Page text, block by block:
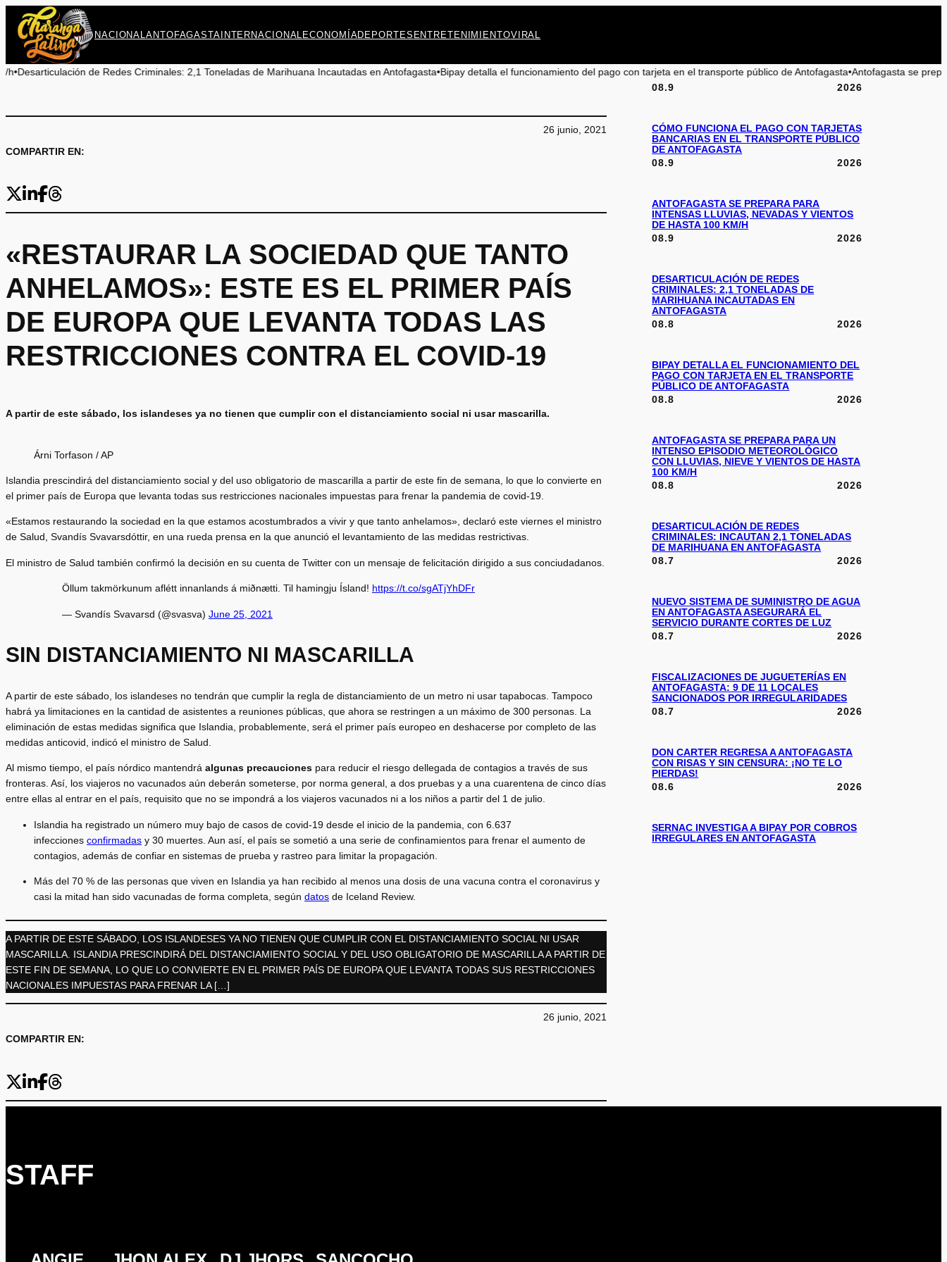
Saltar
contenido
NACIONALANTOFAGASTA INTERNACIONAL ECONOMÍADEPORTES ENTRETENIMIENTOVIRAL
de Redes Criminales: 2,1 Toneladas de Marihuana Incautadas en Antofagasta •Bipay detalla el funcionamiento del pago con tarjeta en el transporte público de Antofagasta •Antofagasta se prepara para un
COMPARTIR EN:
26 junio, 2021
«RESTAURAR LA SOCIEDAD QUE TANTO
ANHELAMOS»: ESTE ES EL PRIMER PAÍS
DE EUROPA QUE LEVANTA TODAS LAS
RESTRICCIONES CONTRA EL COVID-19
A partir de este sábado, los islandeses ya no tienen que cumplir con el distanciamiento social ni usar mascarilla.
Árni Torfason / AP
Islandia prescindirá del distanciamiento social y del uso obligatorio de mascarilla a partir de este fin de semana, lo que lo convierte en
el primer país de Europa que levanta todas sus restricciones nacionales impuestas para frenar la pandemia de covid-19.
«Estamos restaurando la sociedad en la que estamos acostumbrados a vivir y que tanto anhelamos», declaró este viernes el ministro
de Salud, Svandís Svavarsdóttir, en una rueda prensa en la que anunció el levantamiento de las medidas restrictivas.
El ministro de Salud también confirmó la decisión en su cuenta de Twitter con un mensaje de felicitación dirigido a sus conciudadanos.
Öllum takmörkunum aflétt innanlands á miðnætti. Til hamingju Ísland! https://t.co/sgATjYhDFr
— Svandís Svavarsd (@svasva) June 25, 2021
SIN DISTANCIAMIENTO NI MASCARILLA
A partir de este sábado, los islandeses no tendrán que cumplir la regla de distanciamiento de un metro ni usar tapabocas. Tampoco
habrá ya limitaciones en la cantidad de asistentes a reuniones públicas, que ahora se restringen a un máximo de 300 personas. La
eliminación de estas medidas significa que Islandia, probablemente, será el primer país europeo en deshacerse por completo de las
medidas anticovid, indicó el ministro de Salud.
Al mismo tiempo, el país nórdico mantendrá algunas precauciones para reducir el riesgo dellegada de contagios a través de sus
fronteras. Así, los viajeros no vacunados aún deberán someterse, por norma general, a dos pruebas y a una cuarentena de cinco días
entre ellas al entrar en el país, requisito que no se impondrá a los viajeros vacunados ni a los niños a partir del 1 de julio.
Islandia ha registrado un número muy bajo de casos de covid-19 desde el inicio de la pandemia, con 6.637
infecciones confirmadas y 30 muertes. Aun así, el país se sometió a una serie de confinamientos para frenar el aumento de
contagios, además de confiar en sistemas de prueba y rastreo para limitar la propagación.
Más del 70 % de las personas que viven en Islandia ya han recibido al menos una dosis de una vacuna contra el coronavirus y
casi la mitad han sido vacunadas de forma completa, según datos de Iceland Review.
A PARTIR DE ESTE SÁBADO, LOS ISLANDESES YA NO TIENEN QUE CUMPLIR CON EL DISTANCIAMIENTO SOCIAL NI USAR
MASCARILLA. ISLANDIA PRESCINDIRÁ DEL DISTANCIAMIENTO SOCIAL Y DEL USO OBLIGATORIO DE MASCARILLA A PARTIR DE
ESTE FIN DE SEMANA, LO QUE LO CONVIERTE EN EL PRIMER PAÍS DE EUROPA QUE LEVANTA TODAS SUS RESTRICCIONES
NACIONALES IMPUESTAS PARA FRENAR LA […]
COMPARTIR EN:
26 junio, 2021
08.9 2026
CÓMO FUNCIONA EL PAGO CON TARJETAS
BANCARIAS EN EL TRANSPORTE PÚBLICO
DE ANTOFAGASTA
08.9
2026
ANTOFAGASTA SE PREPARA PARA
INTENSAS LLUVIAS, NEVADAS Y VIENTOS
DE HASTA 100 KM/H
08.9
2026
DESARTICULACIÓN DE REDES
CRIMINALES: 2,1 TONELADAS DE
MARIHUANA INCAUTADAS EN
ANTOFAGASTA
08.8
2026
BIPAY DETALLA EL FUNCIONAMIENTO DEL
PAGO CON TARJETA EN EL TRANSPORTE
PÚBLICO DE ANTOFAGASTA
08.8
2026
ANTOFAGASTA SE PREPARA PARA UN
INTENSO EPISODIO METEOROLÓGICO
CON LLUVIAS, NIEVE Y VIENTOS DE HASTA
100 KM/H
08.8
2026
DESARTICULACIÓN DE REDES
CRIMINALES: INCAUTAN 2,1 TONELADAS
DE MARIHUANA EN ANTOFAGASTA
08.7
2026
NUEVO SISTEMA DE SUMINISTRO DE AGUA
EN ANTOFAGASTA ASEGURARÁ EL
SERVICIO DURANTE CORTES DE LUZ
08.7
2026
FISCALIZACIONES DE JUGUETERÍAS EN
ANTOFAGASTA: 9 DE 11 LOCALES
SANCIONADOS POR IRREGULARIDADES
08.7
2026
DON CARTER REGRESA A ANTOFAGASTA
CON RISAS Y SIN CENSURA: ¡NO TE LO
PIERDAS!
08.6
2026
SERNAC INVESTIGA A BIPAY POR COBROS
IRREGULARES EN ANTOFAGASTA
STAFF